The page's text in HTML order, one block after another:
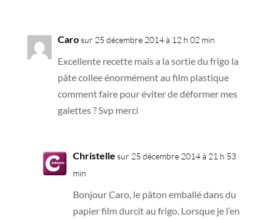
Carosur 25 décembre 2014 à 12 h 02 min
Excellente recette mais a la sortie du frigo la
pâte collee énormément au film plastique
comment faire pour éviter de déformer mes
galettes ? Svp merci
Christelle sur 25 décembre 2014 à 21 h 53
min
Bonjour Caro, le pâton emballé dans du
papier film durcit au frigo. Lorsque je l’en